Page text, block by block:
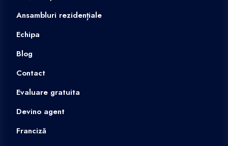
Ansambluri rezidențiale
Echipa
Blog
Contact
Evaluare gratuita
Devino agent
Franciză